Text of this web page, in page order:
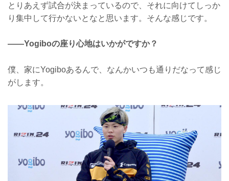
とりあえず試合が決まっているので、それに向けてしっか
り集中して行かないとなと思います。そんな感じです。
——Yogiboの座り心地はいかがですか？
僕、家にYogiboあるんで、なんかいつも通りだなって感じ
がします。